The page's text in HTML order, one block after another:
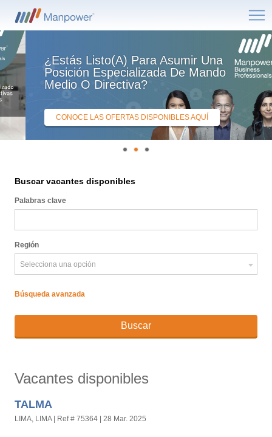
¿Estás Listo(a) Para Asumir Una
Posición Especializada De Mando
Medio O Directiva?
CONOCE LAS OFERTAS DISPONIBLES AQUÍ
Buscar vacantes disponibles
Palabras clave
RegiónSelecciona una opción
Selecciona una opción
Buscar
Búsqueda avanzada
Vacantes disponibles
TALMA
LIMA, LIMA Ref # 75364 28 Mar. 2025